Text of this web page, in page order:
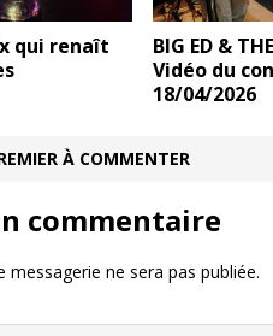
qui renaît
BIG ED &
Vidéo du
18/04/2026
À COMMENTER
commentaire
messagerie ne sera pas publiée.